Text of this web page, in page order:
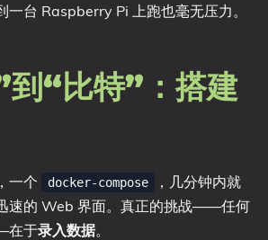
一台 Raspberry Pi 上跑也毫无压力。
到“比特”：搭建
一个 docker-compose
，几分钟内就
速的 Web 界面。真正的挑战——任何
在于录入数据。